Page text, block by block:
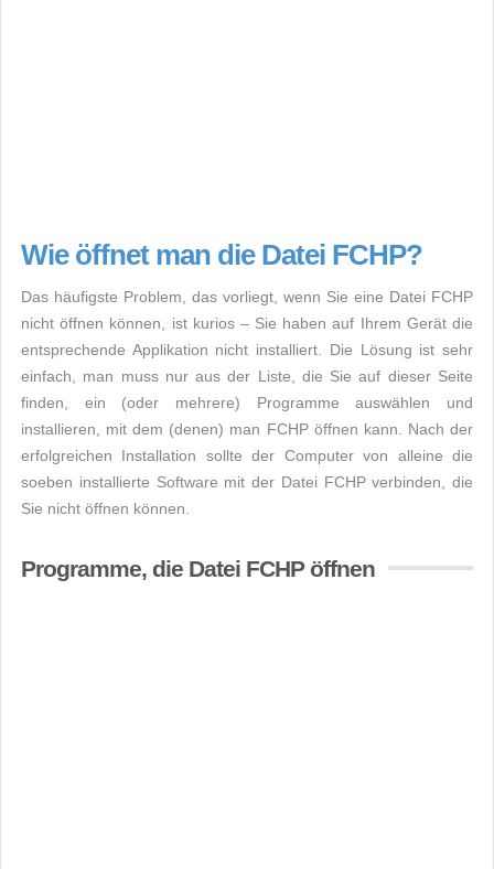
Wie öffnet man die Datei FCHP?
Das häufigste Problem, das vorliegt, wenn Sie eine Datei FCHP
nicht öffnen können, ist kurios – Sie haben auf Ihrem Gerät die
entsprechende Applikation nicht installiert. Die Lösung ist sehr
einfach, man muss nur aus der Liste, die Sie auf dieser Seite
finden, ein (oder mehrere) Programme auswählen und
installieren, mit dem (denen) man FCHP öffnen kann. Nach der
erfolgreichen Installation sollte der Computer von alleine die
soeben installierte Software mit der Datei FCHP verbinden, die
Sie nicht öffnen können.
Programme, die Datei FCHP öffnen